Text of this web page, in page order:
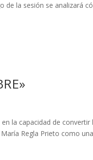
de la sesión se analizará
la capacidad de convertir
Regla Prieto como una